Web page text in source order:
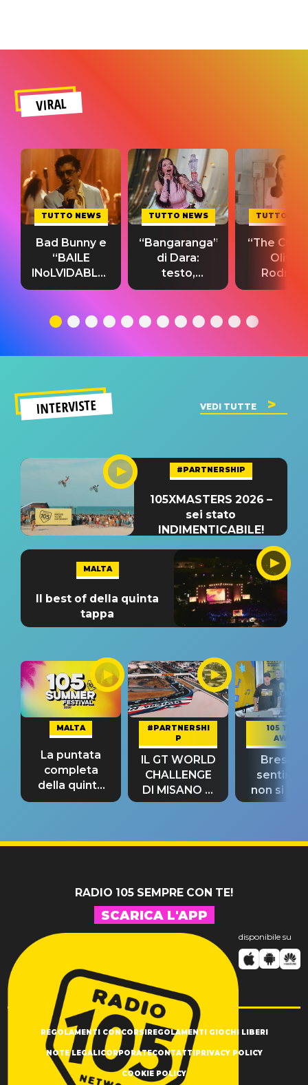
VIRAL
TUTTO NEWS
Bad Bunny e
“BAILE
INoLVIDABLE”:
testo,
significato
TUTTO NEWS
“Bangaranga”
di Dara:
testo,
traduzione e
del singolo
TUTTO
“The
Olivia
testo,
INTERVISTE VEDI TUTTE
#PARTNERSHIP
105XMASTERS 2026 –
sei stato
INDIMENTICABILE!
MALTA
Il best of della quinta
tappa
MALTA
La puntata
completa
della quinta
tappa
#PARTNERSHI
P
IL GT WORLD
CHALLENGE
DI MISANO si
riconferma
105 TAKE
AWAY
Bresh:
non si
fino alla
RADIO 105 SEMPRE CON TE!
SCARICA L'APP
disponibile su
REGOLAMENTI CONCORSIREGOLAMENTI GIOCHI LIBERI
NOTE LEGALICORPORATECONTATTIPRIVACY POLICY
COOKIE POLICY